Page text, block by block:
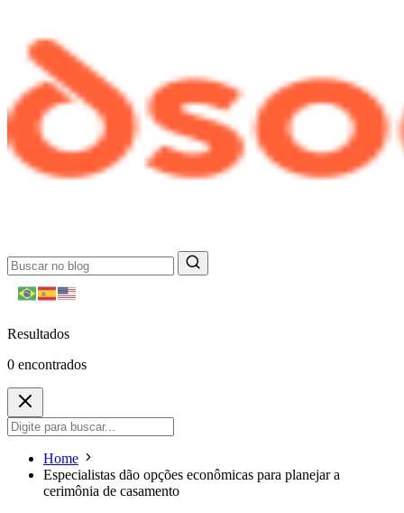
Resultados
0 encontrados
Home
Especialistas dão opções econômicas para planejar a
cerimônia de casamento